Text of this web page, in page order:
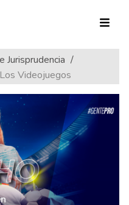
Jurisprudencia
Videojuegos